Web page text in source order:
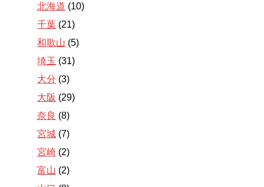
北海道 (10)
千葉 (21)
和歌山 (5)
埼玉 (31)
大分 (3)
大阪 (29)
奈良 (8)
宮城 (7)
宮崎 (2)
富山 (2)